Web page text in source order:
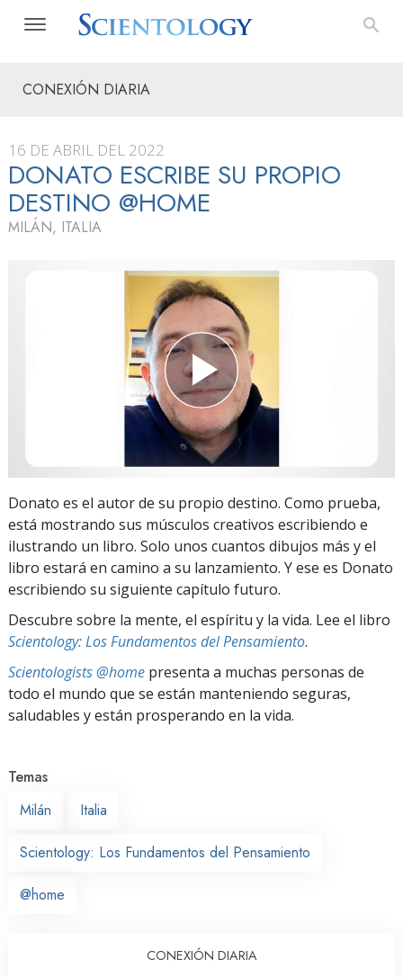
CONEXIÓN DIARIA
16 DE ABRIL DEL 2022
DONATO ESCRIBE SU PROPIO
DESTINO @HOME
MILÁN, ITALIA
Donato es el autor de su propio destino. Como prueba,
está mostrando sus músculos creativos escribiendo e
ilustrando un libro. Solo unos cuantos dibujos más y el
libro estará en camino a su lanzamiento. Y ese es Donato
escribiendo su siguiente capítulo futuro.
Descubre sobre la mente, el espíritu y la vida. Lee el libro
Scientology: Los Fundamentos del Pensamiento.
Scientologists @home presenta a muchas personas de
todo el mundo que se están manteniendo seguras,
saludables y están prosperando en la vida.
Temas
Milán
Italia
Scientology: Los Fundamentos del Pensamiento
@home
CONEXIÓN DIARIA